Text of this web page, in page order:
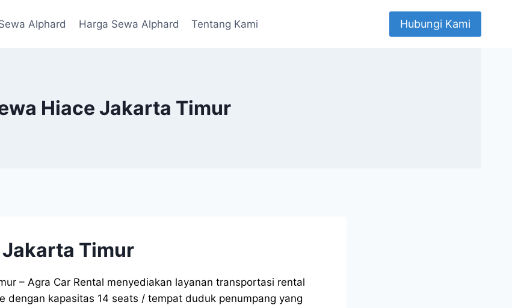
Alphard Harga Sewa Alphard Tentang Kami Hubungi Kami
Hiace Jakarta Timur
Timur
– Agra Car Rental menyediakan layanan transportasi rental
dengan kapasitas 14 seats / tempat duduk penumpang yang